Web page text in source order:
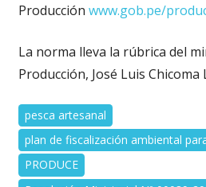
Producción www.gob.pe/
La norma lleva la rúbrica del
Producción, José Luis Chicoma
pesca artesanal
plan de fiscalización ambiental
PRODUCE